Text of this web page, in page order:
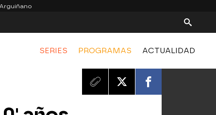
SERIES PROGRAMAS ACTUALIDAD